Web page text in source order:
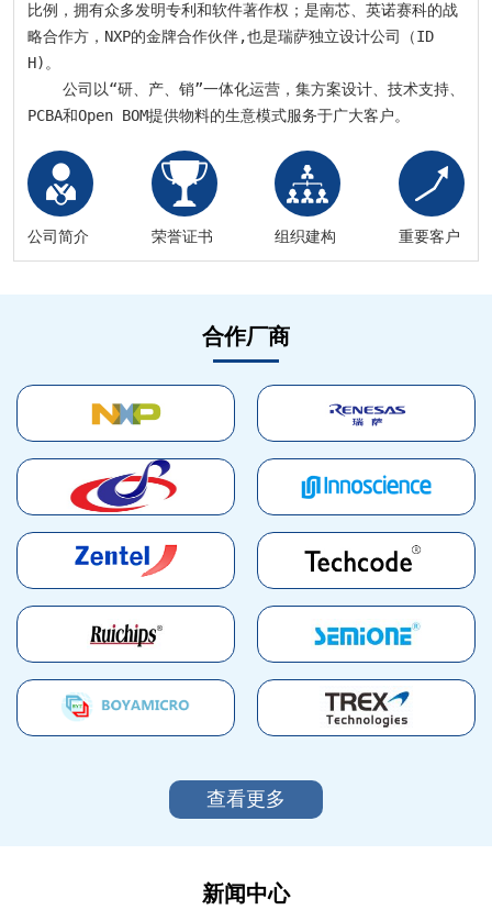
比例，拥有众多发明专利和软件著作权；是南芯、英诺赛科的战
略合作方，NXP的金牌合作伙伴,也是瑞萨独立设计公司（ID
H)。
PCBA和Open BOM提供物料的生意模式服务于广大客户。
公司简介 荣誉证书 组织建构 重要客户
合作厂商
查看更多
新闻中心